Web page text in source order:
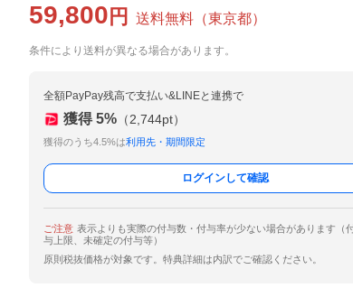
59,800 円 送料無料 （東京都）
条件により送料が異なる場合があります。
全額PayPay残高で支払い&LINEと連携で
獲得 5% （2,744pt）
獲得のうち4.5%は利用先・期間限定
ログインして確認
ご注意 表示よりも実際の付与数・付与率が少ない場合があります（
与上限、未確定の付与等）
原則税抜価格が対象です。特典詳細は内訳でご確認ください。